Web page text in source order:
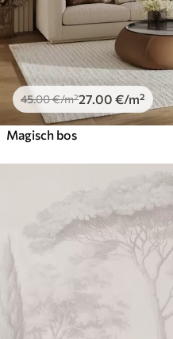
45.00€/m²27.00 €/m²
Magisch bos